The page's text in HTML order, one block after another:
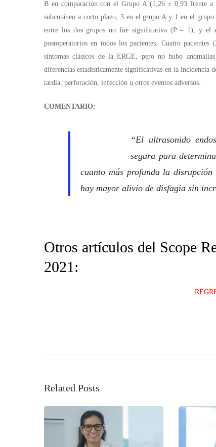
B en comparación con el Grupo A (1,26 ± 0,93 frente a
subcutáneo a corto plazo, 3 en el grupo A y 1 en el
entre los dos grupos no fue significativa (P = 1), y el
postoperatorios en todos los pacientes. Cuatro
síntomas clásicos de la ERGE, pero no hubo
diferencias estadísticamente significativas en la
tardía, perforación, infección u otros eventos adversos.
COMENTARIO:
“El ultrasonido
segura para
cuanto más profunda la
hay mayor alivio de disfagia sin
Otros artículos del Scope
2021:
Related Posts